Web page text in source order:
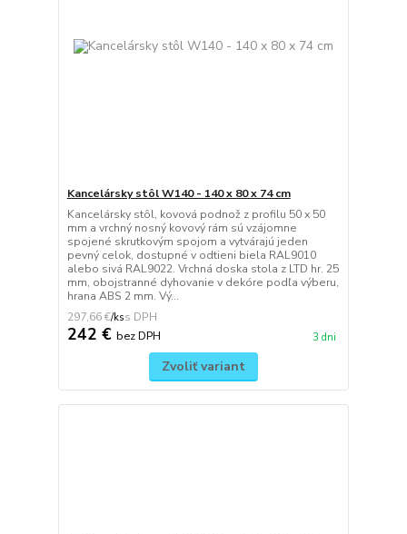
Kancelársky stôl W140 - 140 x 80 x 74 cm
Kancelársky stôl, kovová podnož z profilu 50 x 50
mm a vrchný nosný kovový rám sú vzájomne
spojené skrutkovým spojom a vytvárajú jeden
pevný celok, dostupné v odtieni biela RAL9010
alebo sivá RAL9022. Vrchná doska stola z LTD hr. 25
mm, obojstranné dyhovanie v dekóre podľa výberu,
hrana ABS 2 mm. Vý...
297,66 €/ks
242 € bez DPH 3 dni
Zvoliť variant